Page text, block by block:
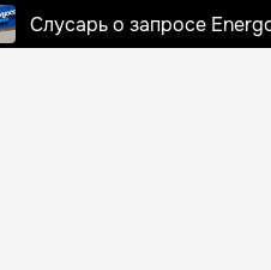
Слусарь о запросе